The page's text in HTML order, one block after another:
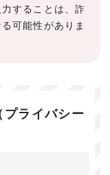
することは、詐
可能性がありま
ライバシー